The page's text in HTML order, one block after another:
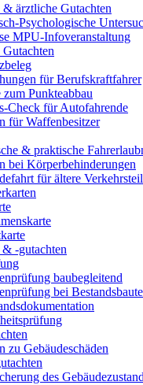
ärztliche Gutachten
Psychologische
MPU-Infoveranstaltung
für Berufskraftfahrer
zum Punkteabbau
Check für Autofahrende
für Waffenbesitzer
& praktische
bei Körperbehinderungen
für ältere
-gutachten
baubegleitend
bei
zu Gebäudeschäden
des